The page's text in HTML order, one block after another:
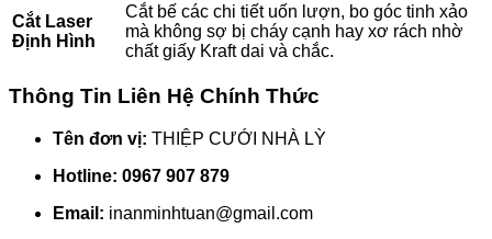
Cắt Laser
Định Hình
Cắt bế các chi tiết uốn lượn, bo góc tinh xảo
mà không sợ bị cháy cạnh hay xơ rách nhờ
chất giấy Kraft dai và chắc.
Thông Tin Liên Hệ Chính Thức
Tên đơn vị: THIỆP CƯỚI NHÀ LỲ
Hotline: 0967 907 879
Email: inanminhtuan@gmail.com